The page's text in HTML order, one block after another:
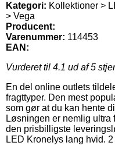
Kategori: Kollektioner >
> Vega
Producent:
Varenummer: 114453
EAN:
Vurderet til 4.1 ud af 5
En del online outlets
fragttyper. Den mest
som gør at du kan hente
Løsningen er nemlig ultra
den prisbilligste
LED Kronelys lang hvid. 2